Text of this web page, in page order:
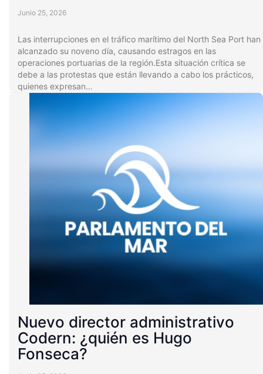
Junio 25, 2026
Las interrupciones en el tráfico marítimo del North Sea Port han
alcanzado su noveno día, causando estragos en las
operaciones portuarias de la región.Esta situación crítica se
debe a las protestas que están llevando a cabo los prácticos,
quienes expresan…
Nuevo director administrativo
Codern: ¿quién es Hugo
Fonseca?